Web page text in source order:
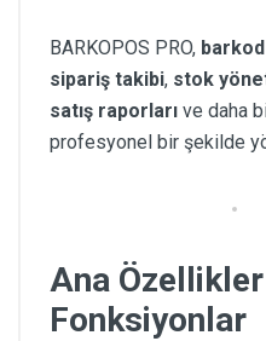
BARKOPOS PRO,
sipariş takibi, stok
satış raporları ve daha
profesyonel bir şekilde
Ana
Fonksiyonlar